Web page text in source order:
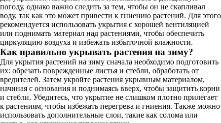
погоду, однако важно следить за тем, чтобы он не скапливал
воду, так как это может привести к гниению растений. Для этого
рекомендуется использовать укрытия с хорошей вентиляцией
или поднимать материал над растениями, чтобы обеспечить
циркуляцию воздуха и избежать избыточной влажности.
Как правильно укрывать растения на зиму?
Для укрытия растений на зиму сначала необходимо подготовить
их: обрезать поврежденные листья и стебли, обработать от
вредителей. Затем укройте растения укрывным материалом,
начиная с основания и поднимаясь вверх, чтобы защитить корни
и стебли. Убедитесь, что укрытие не слишком плотно прилегает
к растениям, чтобы избежать перегрева и гниения. Также можно
использовать дополнительные слои, такие как солома или